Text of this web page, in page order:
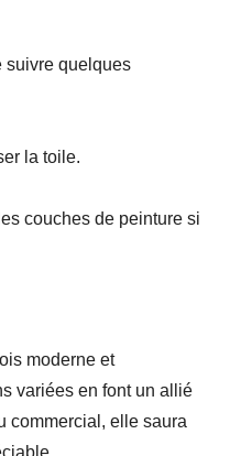
suivre quelques
la toile.
couches de peinture si
moderne et
variées en font un allié
commercial, elle saura